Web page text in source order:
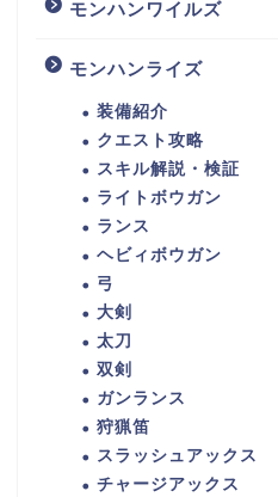
モンハンワイルズ
モンハンライズ
装備紹介
クエスト攻略
スキル解説・検証
ライトボウガン
ランス
ヘビィボウガン
弓
大剣
太刀
双剣
ガンランス
狩猟笛
スラッシュアックス
チャージアックス